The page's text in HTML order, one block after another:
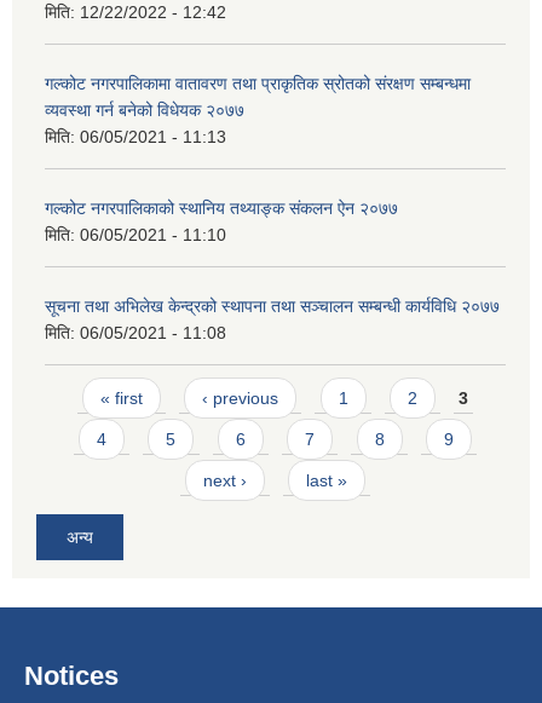
मिति: 12/22/2022 - 12:42
गल्कोट नगरपालिकामा वातावरण तथा प्राकृतिक स्रोतको संरक्षण सम्बन्धमा
व्यवस्था गर्न बनेको विधेयक २०७७
मिति: 06/05/2021 - 11:13
गल्कोट नगरपालिकाको स्थानिय तथ्याङ्क संकलन ऐन २०७७
मिति: 06/05/2021 - 11:10
सूचना तथा अभिलेख केन्द्रको स्थापना तथा सञ्चालन सम्बन्धी कार्यविधि २०७७
मिति: 06/05/2021 - 11:08
Pages
« first ‹ previous 1 2 3
4 5 6 7 8 9
next › last »
अन्य
Notices